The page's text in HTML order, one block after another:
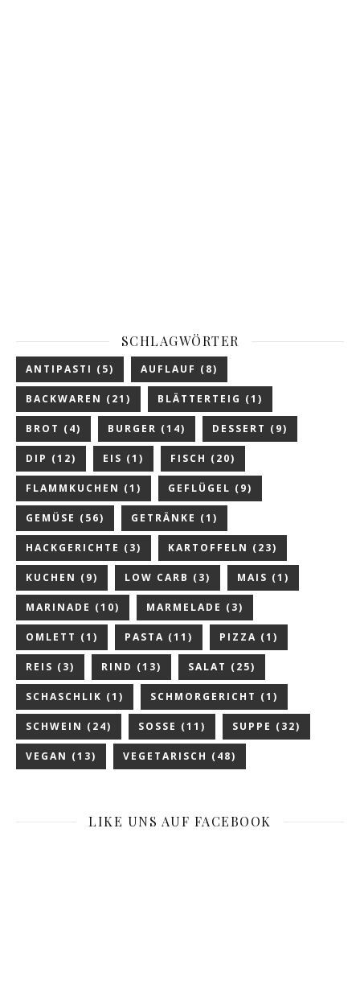
SCHLAGWÖRTER
ANTIPASTI (5) AUFLAUF (8)
BACKWAREN (21) BLÄTTERTEIG (1)
BROT (4) BURGER (14) DESSERT (9)
DIP (12) EIS (1) FISCH (20)
FLAMMKUCHEN (1) GEFLÜGEL (9)
GEMÜSE (56) GETRÄNKE (1)
HACKGERICHTE (3) KARTOFFELN (23)
KUCHEN (9) LOW CARB (3) MAIS (1)
MARINADE (10) MARMELADE (3)
OMLETT (1) PASTA (11) PIZZA (1)
REIS (3) RIND (13) SALAT (25)
SCHASCHLIK (1) SCHMORGERICHT (1)
SCHWEIN (24) SOSSE (11) SUPPE (32)
VEGAN (13) VEGETARISCH (48)
LIKE UNS AUF FACEBOOK